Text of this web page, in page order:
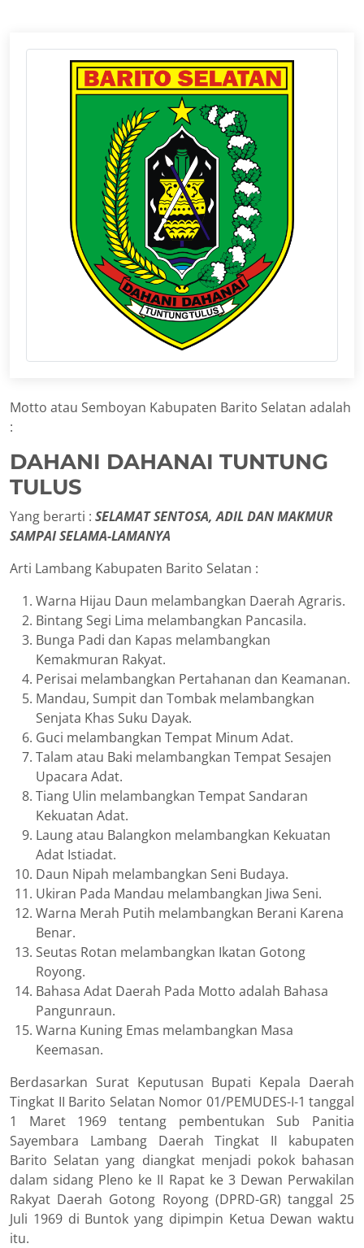
Motto atau Semboyan Kabupaten Barito Selatan adalah
:
DAHANI DAHANAI TUNTUNG
TULUS
Yang berarti : SELAMAT SENTOSA, ADIL DAN MAKMUR
SAMPAI SELAMA-LAMANYA
Arti Lambang Kabupaten Barito Selatan :
Warna Hijau Daun melambangkan Daerah Agraris.
Bintang Segi Lima melambangkan Pancasila.
Bunga Padi dan Kapas melambangkan
Kemakmuran Rakyat.
Perisai melambangkan Pertahanan dan Keamanan.
Mandau, Sumpit dan Tombak melambangkan
Senjata Khas Suku Dayak.
Guci melambangkan Tempat Minum Adat.
Talam atau Baki melambangkan Tempat Sesajen
Upacara Adat.
Tiang Ulin melambangkan Tempat Sandaran
Kekuatan Adat.
Laung atau Balangkon melambangkan Kekuatan
Adat Istiadat.
Daun Nipah melambangkan Seni Budaya.
Ukiran Pada Mandau melambangkan Jiwa Seni.
Warna Merah Putih melambangkan Berani Karena
Benar.
Seutas Rotan melambangkan Ikatan Gotong
Royong.
Bahasa Adat Daerah Pada Motto adalah Bahasa
Pangunraun.
Warna Kuning Emas melambangkan Masa
Keemasan.
Berdasarkan Surat Keputusan Bupati Kepala Daerah
Tingkat II Barito Selatan Nomor 01/PEMUDES-I-1 tanggal
1 Maret 1969 tentang pembentukan Sub Panitia
Sayembara Lambang Daerah Tingkat II kabupaten
Barito Selatan yang diangkat menjadi pokok bahasan
dalam sidang Pleno ke II Rapat ke 3 Dewan Perwakilan
Rakyat Daerah Gotong Royong (DPRD-GR) tanggal 25
Juli 1969 di Buntok yang dipimpin Ketua Dewan waktu
itu.